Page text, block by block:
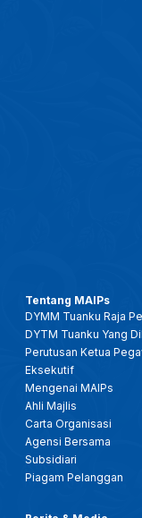
Tentang MAIPs
DYMM Tuanku Raja
DYTM Tuanku Yang
Perutusan Ketua
Eksekutif
Mengenai MAIPs
Ahli Majlis
Carta Organisasi
Agensi Bersama
Subsidiari
Piagam Pelanggan